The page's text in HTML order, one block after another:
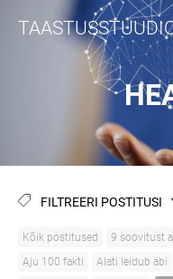
FILTREERI POSTITUSI
Kõik postitused
9 soovitust
Aju 100 fakti
Alati leidub abi